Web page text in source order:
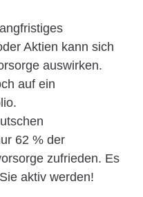
Aktien kann sich
auswirken.
auf ein
62 % der
zufrieden. Es
aktiv werden!